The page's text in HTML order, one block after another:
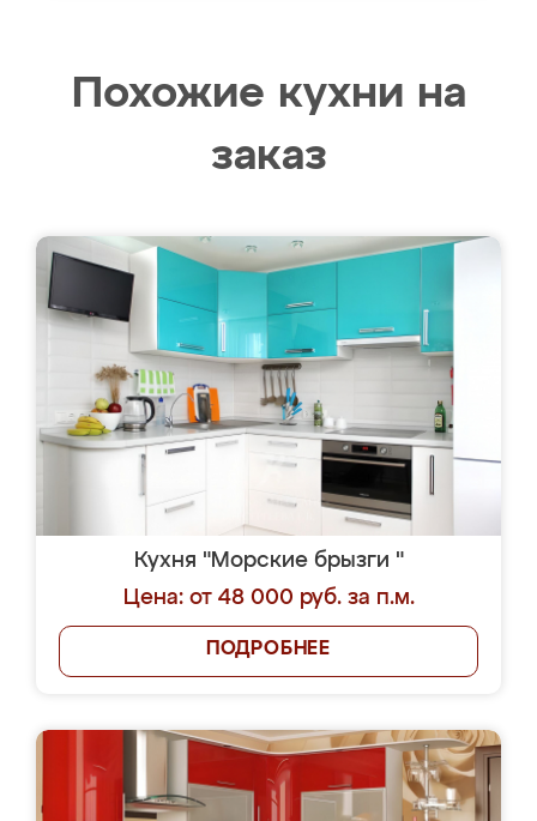
Похожие кухни на
заказ
Кухня "Морские брызги "
Цена: от 48 000 руб. за п.м.
ПОДРОБНЕЕ